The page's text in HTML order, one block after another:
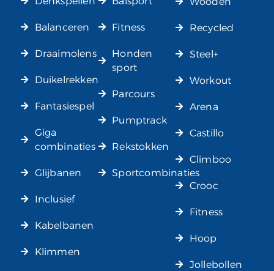
Balanceren
Draaimolens
Duikelrekken
Fantasiespel
Giga
combinaties
Glijbanen
Inclusief
Kabelbanen
Klimmen
Fitness
Honden
sport
Parcours
Pumptrack
Rekstokken
Sportcombinaties
Recycled
Steel+
Workout
Arena
Castillo
Climboo
Crooc
Fitness
Hoop
Jollebollen